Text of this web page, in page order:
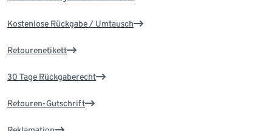
Kostenlose Rückgabe / Umtausch
Retourenetikett
30 Tage Rückgaberecht
Retouren-Gutschrift